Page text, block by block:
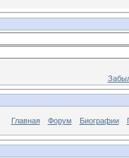
Главная Форум Биографии